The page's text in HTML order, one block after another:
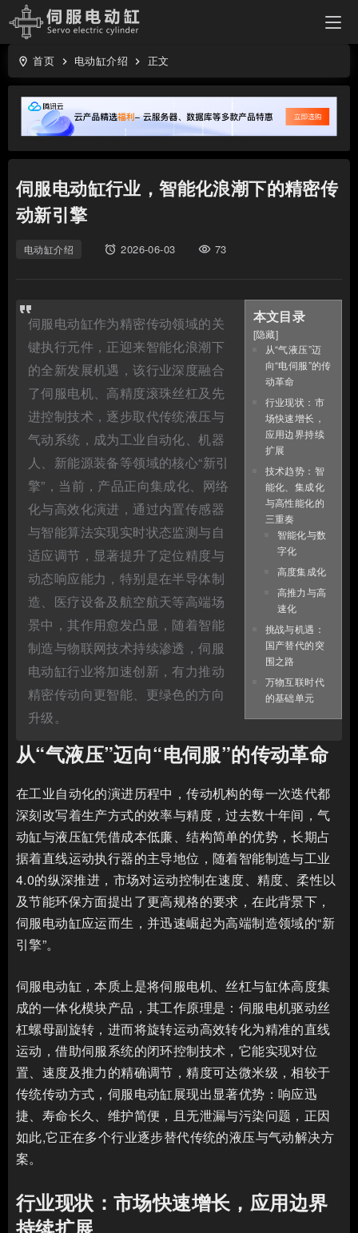
location_on 首页 keyboard_arrow_right 电动缸介绍 keyboard_arrow_right 正文
伺服电动缸行业，智能化浪潮下的精密传
动新引擎
电动缸介绍 access_alarms 2026-06-03 visibility 73
本文目录
[隐藏]
从“气液压”迈
向“电伺服”的传
动革命
行业现状：市
场快速增长，
应用边界持续
扩展
技术趋势：智
能化、集成化
与高性能化的
三重奏
智能化与数
字化
高度集成化
高推力与高
速化
挑战与机遇：
国产替代的突
围之路
万物互联时代
的基础单元
伺服电动缸作为精密传动领域的关
键执行元件，正迎来智能化浪潮下
的全新发展机遇，该行业深度融合
了伺服电机、高精度滚珠丝杠及先
进控制技术，逐步取代传统液压与
气动系统，成为工业自动化、机器
人、新能源装备等领域的核心“新引
擎”，当前，产品正向集成化、网络
化与高效化演进，通过内置传感器
与智能算法实现实时状态监测与自
适应调节，显著提升了定位精度与
动态响应能力，特别是在半导体制
造、医疗设备及航空航天等高端场
景中，其作用愈发凸显，随着智能
制造与物联网技术持续渗透，伺服
电动缸行业将加速创新，有力推动
精密传动向更智能、更绿色的方向
升级。
从“气液压”迈向“电伺服”的传动革命
在工业自动化的演进历程中，传动机构的每一次迭代都
深刻改写着生产方式的效率与精度，过去数十年间，气
动缸与液压缸凭借成本低廉、结构简单的优势，长期占
据着直线运动执行器的主导地位，随着智能制造与工业
4.0的纵深推进，市场对运动控制在速度、精度、柔性以
及节能环保方面提出了更高规格的要求，在此背景下，
伺服电动缸应运而生，并迅速崛起为高端制造领域的“新
引擎”。
伺服电动缸，本质上是将伺服电机、丝杠与缸体高度集
成的一体化模块产品，其工作原理是：伺服电机驱动丝
杠螺母副旋转，进而将旋转运动高效转化为精准的直线
运动，借助伺服系统的闭环控制技术，它能实现对位
置、速度及推力的精确调节，精度可达微米级，相较于
传统传动方式，伺服电动缸展现出显著优势：响应迅
捷、寿命长久、维护简便，且无泄漏与污染问题，正因
如此,它正在多个行业逐步替代传统的液压与气动解决方
案。
行业现状：市场快速增长，应用边界
持续扩展